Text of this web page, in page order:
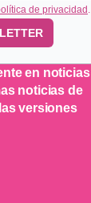
de privacidad .
en noticias
noticias de
versiones